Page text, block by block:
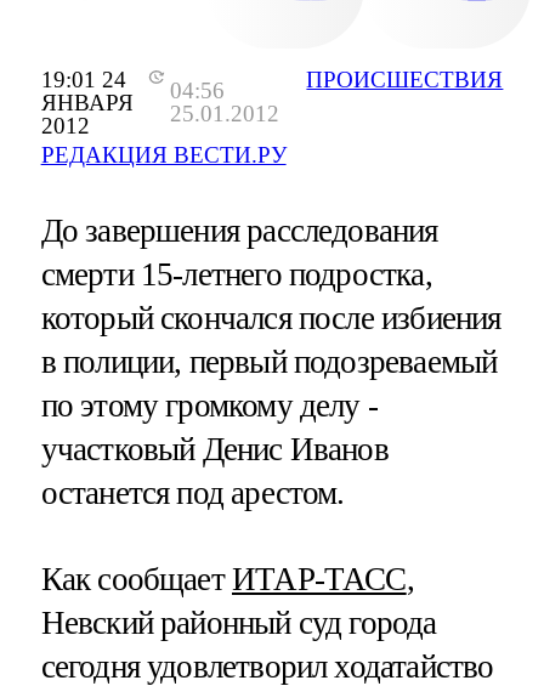
19:01 24
ЯНВАРЯ
2012
04:56
25.01.2012
РЕДАКЦИЯ ВЕСТИ.РУ
ПРОИСШЕСТВИЯ
До завершения расследования
смерти 15-летнего подростка,
который скончался после избиения
в полиции, первый подозреваемый
по этому громкому делу -
участковый Денис Иванов
останется под арестом.
Как сообщаетИТАР-ТАСС,
Невский районный суд города
сегодня удовлетворил ходатайство